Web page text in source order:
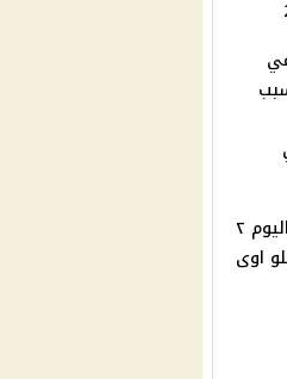
٥ ابراج هم الاكثر حظا اليوم ٢
حلو اوى